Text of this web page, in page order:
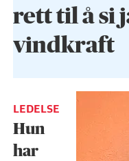
rett til å si
vindkraft
LEDELSE
Hun
har